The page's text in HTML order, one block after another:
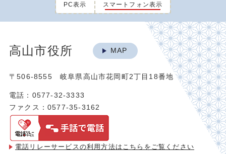
PC表示 スマートフォン表示
高山市役所 MAP
〒506-8555 岐阜県高山市花岡町2丁目18番地
電話：0577-32-3333
ファクス：0577-35-3162
電話リレーサービスの利用方法は こちらをご覧ください